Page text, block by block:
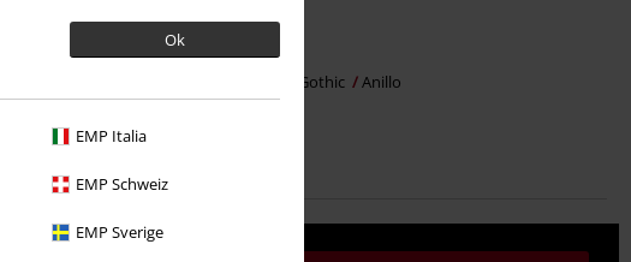
Ok
EMP Italia
EMP Schweiz
EMP Sverige
29,99 €
Alchemy Gothic Anillo